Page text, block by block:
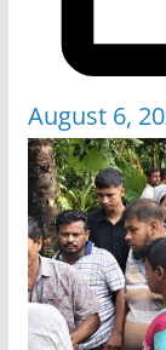
August 6,